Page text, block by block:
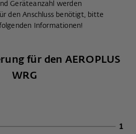
Geräteanzahl werden
den Anschluss benötigt, bitte
Informationen!
für den AEROPLUS
WRG